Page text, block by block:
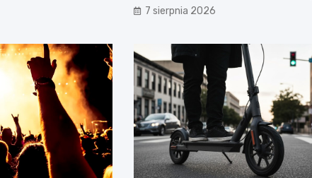
7 sierpnia 2026